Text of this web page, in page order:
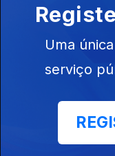
Uma
serviço